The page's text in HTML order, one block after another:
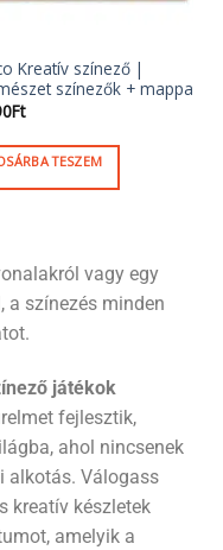
Kreatív színező |
színezők + mappa
Ft
TESZEM
vagy egy
a színezés minden
játékok
fejlesztik,
ahol nincsenek
alkotás. Válogass
kreatív készletek
amelyik a